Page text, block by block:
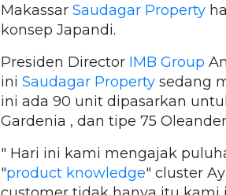
Makassar Saudagar Property
konsep Japandi.
Presiden Director IMB Group
ini Saudagar Property sedang
ini ada 90 unit dipasarkan
Gardenia , dan tipe 75 Oleander
" Hari ini kami mengajak
"product knowledge" cluster